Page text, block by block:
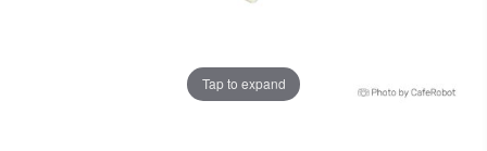
Tap to expand